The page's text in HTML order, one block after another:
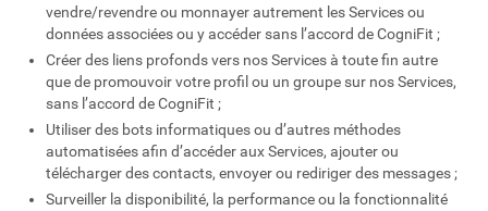
vendre/revendre ou monnayer autrement les Services ou
données associées ou y accéder sans l’accord de CogniFit ;
Créer des liens profonds vers nos Services à toute fin autre
que de promouvoir votre profil ou un groupe sur nos Services,
sans l’accord de CogniFit ;
Utiliser des bots informatiques ou d’autres méthodes
automatisées afin d’accéder aux Services, ajouter ou
télécharger des contacts, envoyer ou rediriger des messages ;
Surveiller la disponibilité, la performance ou la fonctionnalité